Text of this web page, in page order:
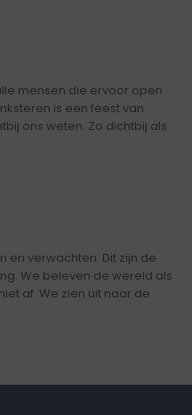
mensen die ervoor open
is een feest van
ons weten. Zo dichtbij als
en verwachten. Dit zijn de
We beleven de wereld als
af. We zien uit naar de